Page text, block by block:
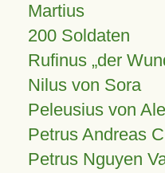
Martius
200 Soldaten
Rufinus „der
Nilus von Sora
Peleusius von
Petrus Andreas
Petrus Nguyen